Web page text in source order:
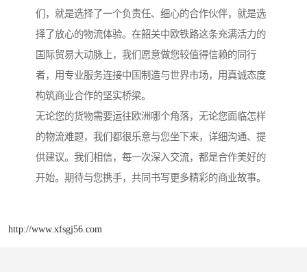
们，就是选择了一个负责任、细心的合作伙伴，就是选
择了放心的物流体验。在韶关中欧铁路这条充满活力的
国际贸易大动脉上，我们愿意做您较值得信赖的同行
者，用专业服务连接中国制造与世界市场，用真诚态度
构筑商业合作的坚实桥梁。
无论您的货物需要运往欧洲哪个角落，无论您面临怎样
的物流难题，我们都很乐意与您坐下来，详细沟通、提
供建议。我们相信，每一次深入交流，都是合作美好的
开始。期待与您携手，共同书写更多精彩的商业故事。
http://www.xfsgj56.com